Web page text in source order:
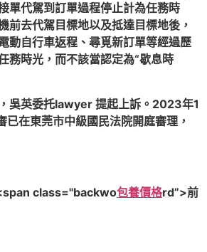
單代駕到訂單過程停止計為任務時
前去代駕目標地以及抵達目標地後，
動自行車返程、尋覓新訂單等經過歷
務時光，而不該當認定為“歇息時
吳英委托lawyer 提起上訴。2023年1
已在東莞市中級國民法院開庭審理，
class="backwo包養價格rd”>前